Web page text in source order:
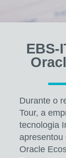
EBS-
Durante o
Tour, a
tecnologia
apresentou
Oracle